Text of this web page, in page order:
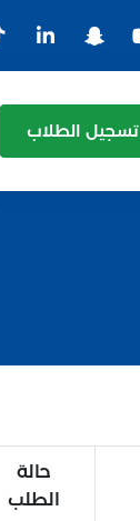
تسجيل الطلاب
حالة
الطلب